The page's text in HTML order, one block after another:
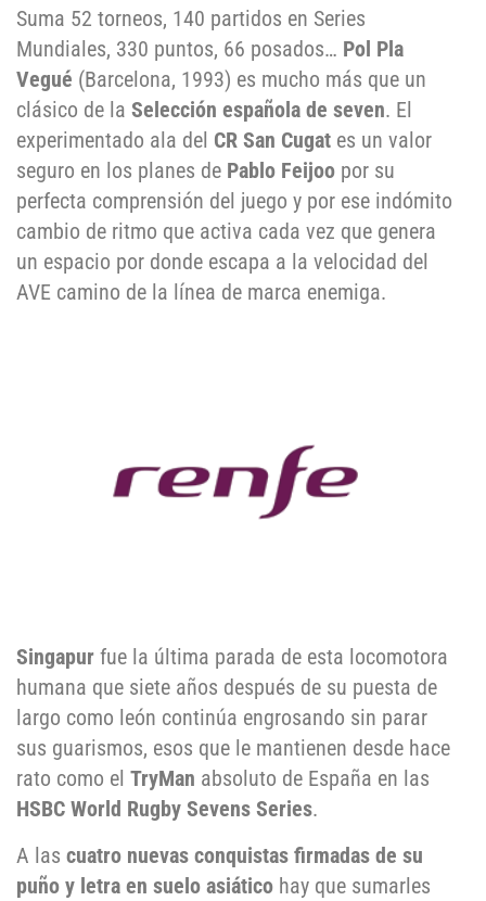
Suma 52 torneos, 140 partidos en Series
Mundiales, 330 puntos, 66 posados… Pol Pla
Vegué (Barcelona, 1993) es mucho más que un
clásico de la Selección española de seven. El
experimentado ala del CR San Cugat es un valor
seguro en los planes de Pablo Feijoo por su
perfecta comprensión del juego y por ese indómito
cambio de ritmo que activa cada vez que genera
un espacio por donde escapa a la velocidad del
AVE camino de la línea de marca enemiga.
Singapur fue la última parada de esta locomotora
humana que siete años después de su puesta de
largo como león continúa engrosando sin parar
sus guarismos, esos que le mantienen desde hace
rato como el TryMan absoluto de España en las
HSBC World Rugby Sevens Series.
A las cuatro nuevas conquistas firmadas de su
puño y letra en suelo asiático hay que sumarles